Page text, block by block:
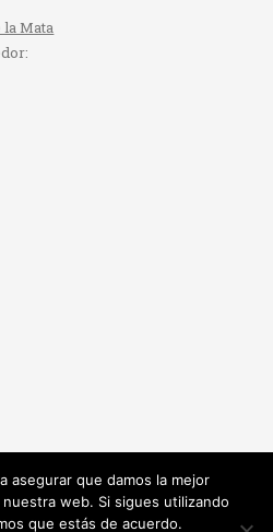
Mata
asegurar que damos la mejor
web. Si sigues utilizando
que estás de acuerdo.